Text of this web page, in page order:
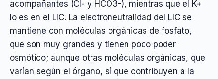
acompañantes (Cl- y HCO3-), mientras que el K+
lo es en el LIC. La electroneutralidad del LIC se
mantiene con moléculas orgánicas de fosfato,
que son muy grandes y tienen poco poder
osmótico; aunque otras moléculas orgánicas, que
varían según el órgano, sí que contribuyen a la